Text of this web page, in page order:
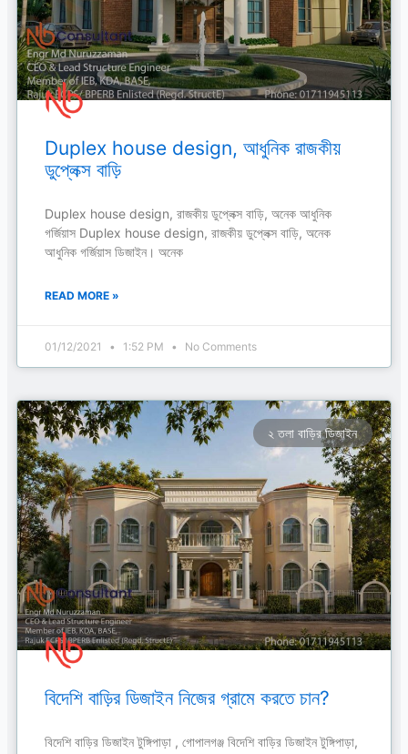
Duplex house design, আধুনিক রাজকীয়
ডুপ্লেক্স বাড়ি
Duplex house design, রাজকীয় ডুপ্লেক্স বাড়ি, অনেক আধুনিক
গর্জিয়াস Duplex house design, রাজকীয় ডুপ্লেক্স বাড়ি, অনেক
আধুনিক গর্জিয়াস ডিজাইন। অনেক
READ MORE »
01/12/2021 1:52 PM No Comments
২ তলা বাড়ির ডিজাইন
বিদেশি বাড়ির ডিজাইন নিজের গ্রামে করতে চান?
বিদেশি বাড়ির ডিজাইন টুঙ্গিপাড়া , গোপালগঞ্জ বিদেশি বাড়ির ডিজাইন টুঙ্গিপাড়া,